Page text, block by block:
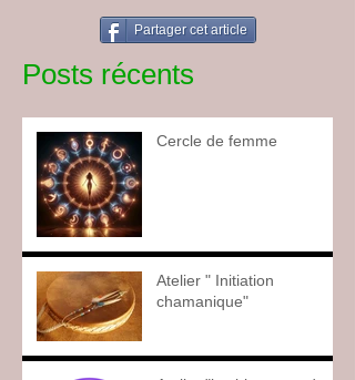
Partager cet article
Posts récents
Cercle de femme
Atelier " Initiation
chamanique"